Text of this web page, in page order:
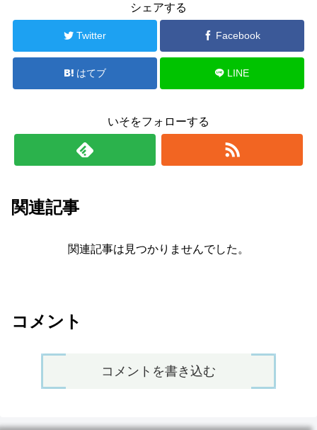
シェアする
Twitter Facebook
はてブ LINE
いそをフォローする
関連記事
関連記事は見つかりませんでした。
コメント
コメントを書き込む